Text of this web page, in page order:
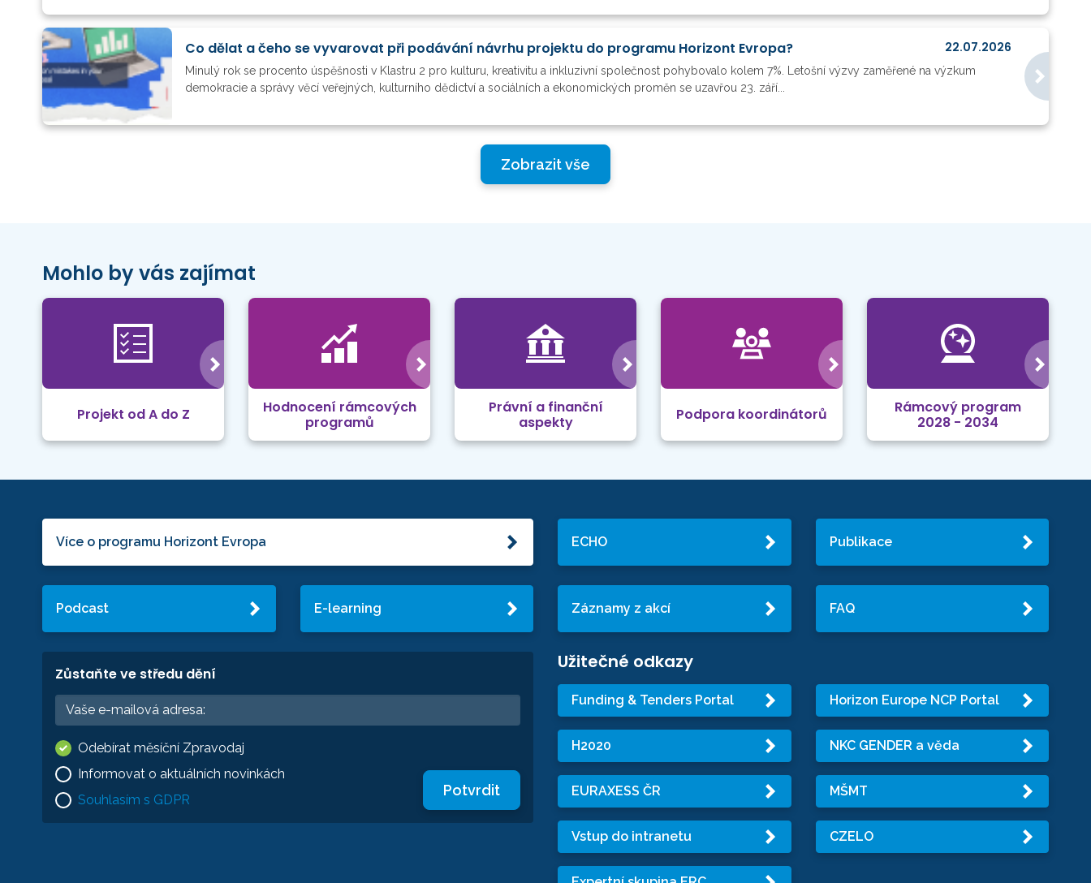
Co dělat a čeho se vyvarovat při podávání návrhu projektu do programu Horizont Evropa? 22.07.2026
Minulý rok se procento úspěšnosti v Klastru 2 pro kulturu, kreativitu a inkluzivní společnost pohybovalo kolem 7%. Letošní výzvy zaměřené na výzkum
demokracie a správy věcí veřejných, kulturního dědictví a sociálních a ekonomických proměn se uzavřou 23. září...
Zobrazit vše
Mohlo by vás zajímat
Projekt od A do Z
Hodnocení rámcových
programů
Právní a finanční
aspekty
Podpora koordinátorů
Rámcový program
2028 - 2034
Více o programu Horizont Evropa
Podcast E-learning
Zůstaňte ve středu dění
Odebírat měsíční Zpravodaj
Informovat o aktuálních novinkách
Souhlasím s GDPR
Potvrdit
ECHO Publikace
Záznamy z akcí FAQ
Užitečné odkazy
Funding & Tenders Portal Horizon Europe NCP Portal
H2020 NKC GENDER a věda
EURAXESS ČR MŠMT
Vstup do intranetu CZELO